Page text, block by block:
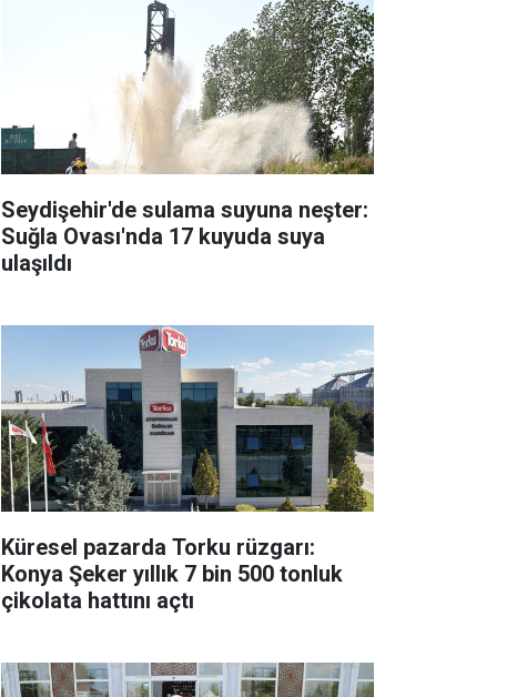
Seydişehir'de sulama suyuna neşter:
Suğla Ovası'nda 17 kuyuda suya
ulaşıldı
Küresel pazarda Torku rüzgarı:
Konya Şeker yıllık 7 bin 500 tonluk
çikolata hattını açtı